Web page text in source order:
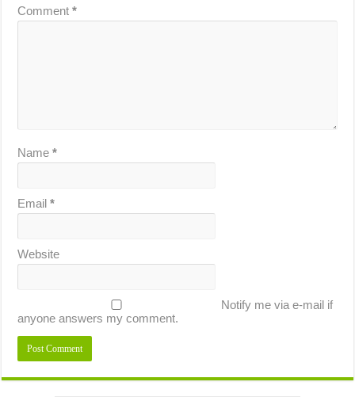
Comment*
Name*
Email*
Website
Notify me via e-mail if
anyone answers my comment.